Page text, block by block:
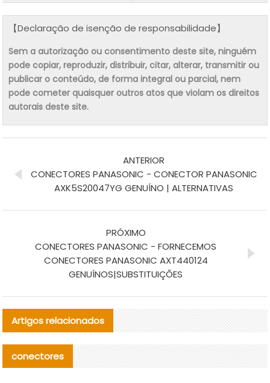
【Declaração de isenção de responsabilidade】
Sem a autorização ou consentimento deste site, ninguém
pode copiar, reproduzir, distribuir, citar, alterar, transmitir ou
publicar o conteúdo, de forma integral ou parcial, nem
pode cometer quaisquer outros atos que violam os direitos
autorais deste site.
ANTERIOR
CONECTORES PANASONIC - CONECTOR PANASONIC
AXK5S20047YG GENUÍNO | ALTERNATIVAS
PRÓXIMO
CONECTORES PANASONIC - FORNECEMOS
CONECTORES PANASONIC AXT440124
GENUÍNOS|SUBSTITUIÇÕES
Artigos relacionados
conectores